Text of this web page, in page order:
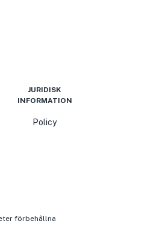
JURIDISK
INFORMATION
Policy
förbehållna